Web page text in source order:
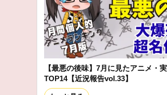
【最悪の後味】7月に見たアニメ・
TOP14【近況報告vol.33】